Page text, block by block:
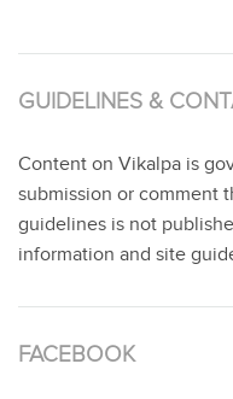
GUIDELINES &
Content on Vikalpa is
submission or comment
guidelines is not
information and site
FACEBOOK